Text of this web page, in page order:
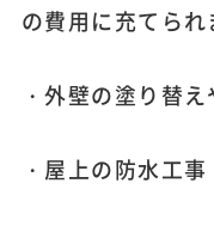
の費用に充てられ
・外壁の塗り替
・屋上の防水工事